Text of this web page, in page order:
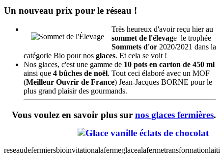
Un nouveau prix pour le réseau !
Très heureux d'avoir reçu hier au
sommet de l'élevage le trophée
Sommets d'or 2020/2021 dans la
catégorie Bio pour nos glaces. Et cela se voit !
Nos glaces, c'est une gamme de 10 pots en carton de 450 ml
ainsi que 4 bûches de noël. Tout ceci élaboré avec un MOF
(Meilleur Ouvrir de France) Jean-Jacques BORNE pour le
plus grand plaisir des gourmands.
Vous voulez en savoir plus sur nos glaces fermières.
reseaudefermiersbioinvitationalafermeglacealaferme